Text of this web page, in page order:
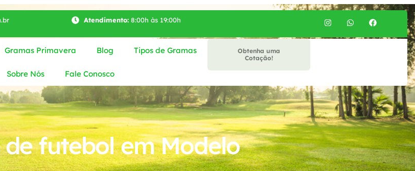
Atendimento:8:00h às 19:00h
Gramas Primavera Blog Tipos de Gramas
Sobre Nós Fale Conosco
Obtenha uma
Cotação!
futebol em Modelo